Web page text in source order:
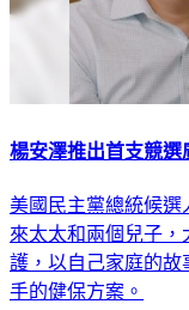
楊安澤推出首支競
美國民主黨總統候選
來太太和兩個兒子
護，以自己家庭的故
手的健保方案。